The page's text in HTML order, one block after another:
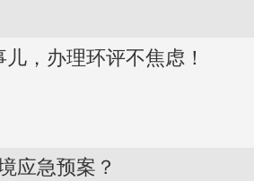
，办理环评不焦虑！
应急预案？